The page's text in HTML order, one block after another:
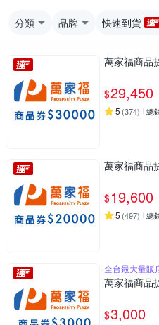
分類 品牌 快速到貨
萬家福商品
$29,450
5 (374) 總
萬家福商品
$19,600
5 (497) 總
全台最大量販
萬家福商品
$3,000